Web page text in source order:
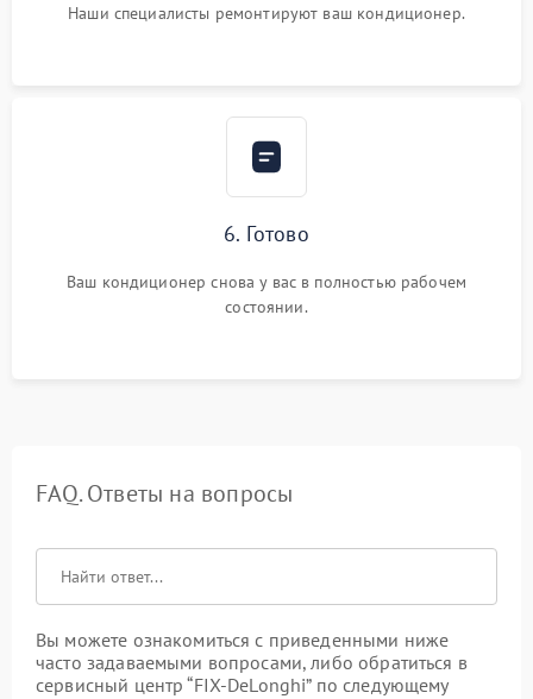
Наши специалисты ремонтируют ваш кондиционер.
6. Готово
Ваш кондиционер снова у вас в полностью рабочем
состоянии.
FAQ. Ответы на вопросы
Вы можете ознакомиться с приведенными ниже
часто задаваемыми вопросами, либо обратиться в
сервисный центр “FIX-DeLonghi” по следующему